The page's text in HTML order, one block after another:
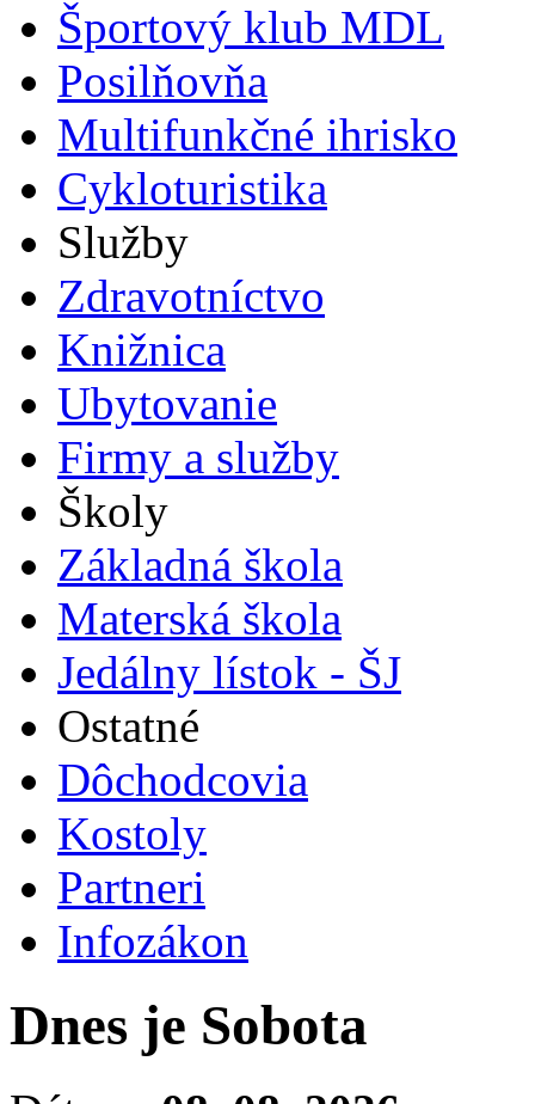
Športový klub MDL
Posilňovňa
Multifunkčné ihrisko
Cykloturistika
Služby
Zdravotníctvo
Knižnica
Ubytovanie
Firmy a služby
Školy
Základná škola
Materská škola
Jedálny lístok - ŠJ
Ostatné
Dôchodcovia
Kostoly
Partneri
Infozákon
Dnes je Sobota